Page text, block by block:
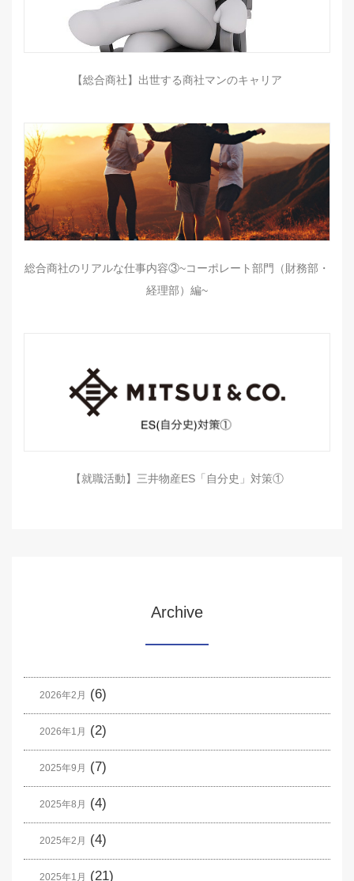
【総合商社】出世する商社マンのキャリア
総合商社のリアルな仕事内容③~コーポレート部門（財務部・
経理部）編~
【就職活動】三井物産ES「自分史」対策①
Archive
2026年2月 (6)
2026年1月 (2)
2025年9月 (7)
2025年8月 (4)
2025年2月 (4)
2025年1月 (21)